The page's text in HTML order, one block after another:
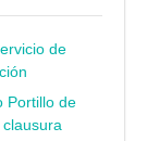
de
Portillo de